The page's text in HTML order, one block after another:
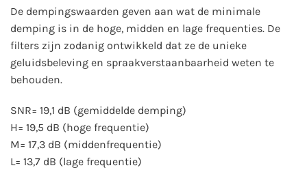
De dempingswaarden geven aan wat de minimale
demping is in de hoge, midden en lage frequenties. De
filters zijn zodanig ontwikkeld dat ze de unieke
geluidsbeleving en spraakverstaanbaarheid weten te
behouden.
SNR= 19,1 dB (gemiddelde demping)
H= 19,5 dB (hoge frequentie)
M= 17,3 dB (middenfrequentie)
L= 13,7 dB (lage frequentie)